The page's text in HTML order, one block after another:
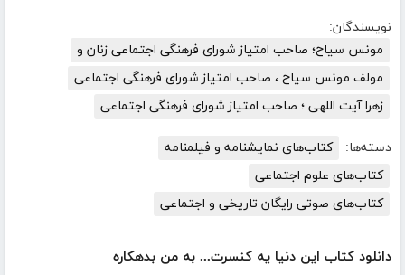
نویسندگان:
مونس سیاح؛ صاحب امتیاز شورای فرهنگی اجتماعی زنان و
مولف مونس سیاح ، صاحب امتیاز شورای فرهنگی اجتماعی
زهرا آیت اللهی ؛ صاحب امتیاز شورای فرهنگی اجتماعی
دسته‌ها:
کتاب‌های نمایشنامه و فیلمنامه
کتاب‌های علوم اجتماعی
کتاب‌های صوتی رایگان تاریخی و اجتماعی
دانلود کتاب این دنیا یه کنسرت... به من بدهکاره